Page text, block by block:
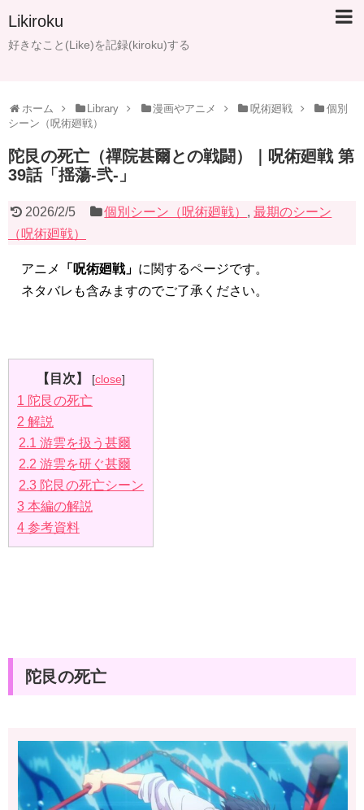
Likiroku
好きなこと(Like)を記録(kiroku)する
ホーム Library 漫画やアニメ 呪術廻戦
個別
シーン（呪術廻戦）
陀艮の死亡（禪院甚爾との戦闘）｜呪術廻戦 第
39話「揺蕩-弐-」
2026/2/5 個別シーン（呪術廻戦） ,最期のシーン
（呪術廻戦）
アニメ 「呪術廻戦」 に関するページです。
ネタバレも含みますのでご了承ください。
【目次】 [close]
1 陀艮の死亡
2 解説
2.1 游雲を扱う甚爾
2.2 游雲を研ぐ甚爾
2.3 陀艮の死亡シーン
3 本編の解説
4 参考資料
陀艮の死亡